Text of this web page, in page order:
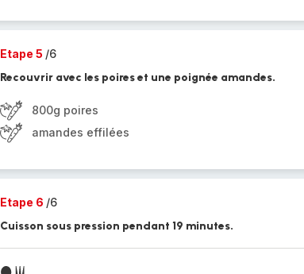
Etape 5 /6
Recouvrir avec les poires et une poignée amandes.
800g poires
amandes effilées
Etape 6 /6
Cuisson sous pression pendant 19 minutes.